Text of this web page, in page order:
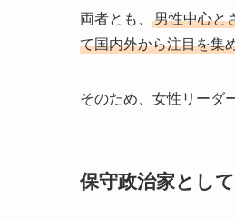
両者とも、
男性中心と
て国内外から注目を集
そのため、女性リーダ
保守政治家とし